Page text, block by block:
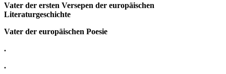
Vater der ersten Versepen der europäischen
Literaturgeschichte
Vater der europäischen Poesie
.
.